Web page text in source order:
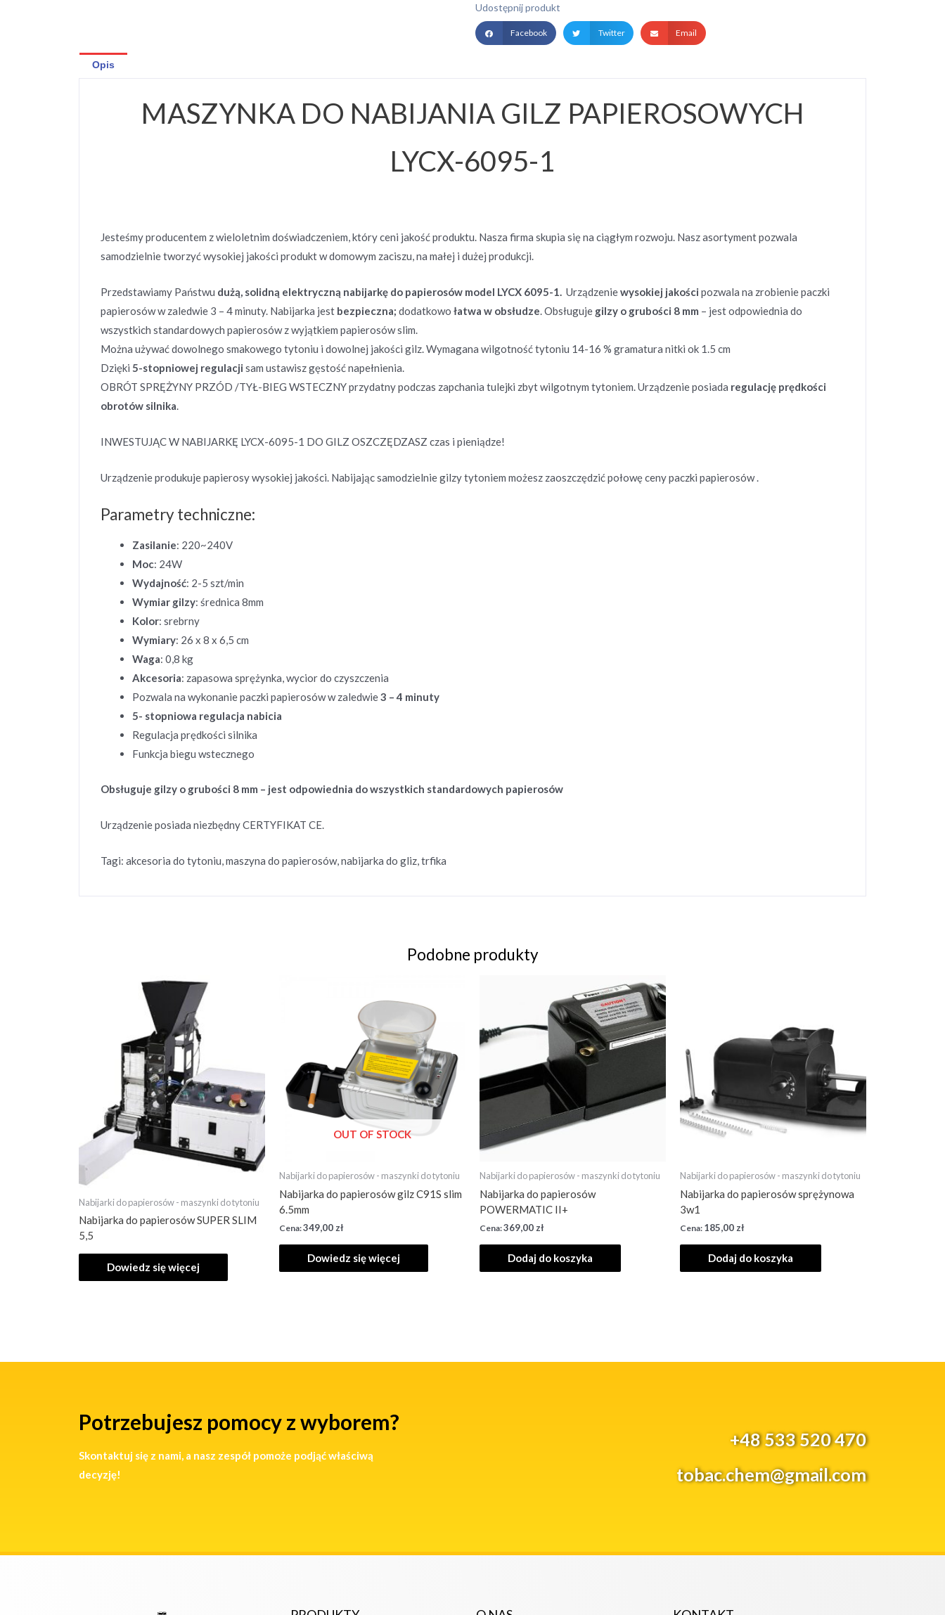
Udostępnij produkt
Facebook Twitter Email
Opis
MASZYNKA DO NABIJANIA GILZ PAPIEROSOWYCH
LYCX-6095-1
Jesteśmy producentem z wieloletnim doświadczeniem, który ceni jakość produktu. Nasza firma skupia się na ciągłym rozwoju. Nasz asortyment pozwala
samodzielnie tworzyć wysokiej jakości produkt w domowym zaciszu, na małej i dużej produkcji.
Przedstawiamy Państwu dużą, solidną elektryczną nabijarkę do papierosów model LYCX 6095-1. Urządzeniewysokiej jakości pozwala na zrobienie paczki
papierosów w zaledwie 3 – 4 minuty. Nabijarka jest bezpieczna; dodatkowo łatwa w obsłudze. Obsługuje gilzy o grubości 8 mm – jest odpowiednia do
wszystkich standardowych papierosów z wyjątkiem papierosów slim.
Można używać dowolnego smakowego tytoniu i dowolnej jakości gilz. Wymagana wilgotność tytoniu 14-16 % gramatura nitki ok 1.5 cm
Dzięki 5-stopniowej regulacji sam ustawisz gęstość napełnienia.
OBRÓT SPRĘŻYNY PRZÓD /TYŁ-BIEG WSTECZNY przydatny podczas zapchania tulejki zbyt wilgotnym tytoniem. Urządzenie posiada regulację prędkości
obrotów silnika.
INWESTUJĄC W NABIJARKĘ LYCX-6095-1 DO GILZ OSZCZĘDZASZ czas i pieniądze!
Urządzenie produkuje papierosy wysokiej jakości. Nabijając samodzielnie gilzy tytoniem możesz zaoszczędzić połowę ceny paczki papierosów .
Parametry techniczne:
Zasilanie: 220~240V
Moc: 24W
Wydajność: 2-5 szt/min
Wymiar gilzy: średnica 8mm
Kolor: srebrny
Wymiary: 26 x 8 x 6,5 cm
Waga: 0,8 kg
Akcesoria: zapasowa sprężynka, wycior do czyszczenia
Pozwala na wykonanie paczki papierosów w zaledwie3 – 4 minuty
5- stopniowa regulacja nabicia
Regulacja prędkości silnika
Funkcja biegu wstecznego
Obsługuje gilzy o grubości 8 mm – jest odpowiednia do wszystkich standardowych papierosów
Urządzenie posiada niezbędny CERTYFIKAT CE.
Tagi: akcesoria do tytoniu, maszyna do papierosów, nabijarka do gliz, trfika
Podobne produkty
Nabijarki do papierosów - maszynki do tytoniu
Nabijarka do papierosów SUPER SLIM
5,5
Dowiedz się więcej
OUT OF STOCK
Nabijarki do papierosów - maszynki do tytoniu
Nabijarka do papierosów gilz C91S slim
6.5mm
349,00zł
Dowiedz się więcej
Nabijarki do papierosów - maszynki do tytoniu
Nabijarka do papierosów
POWERMATIC II+
369,00zł
Dodaj do koszyka
Nabijarki do papierosów - maszynki do tytoniu
Nabijarka do papierosów sprężynowa
3w1
185,00zł
Dodaj do koszyka
Potrzebujesz pomocy z wyborem?
Skontaktuj się z nami, a nasz zespół pomoże podjąć właściwą
decyzję!
+48 533 520 470
tobac.chem@gmail.com